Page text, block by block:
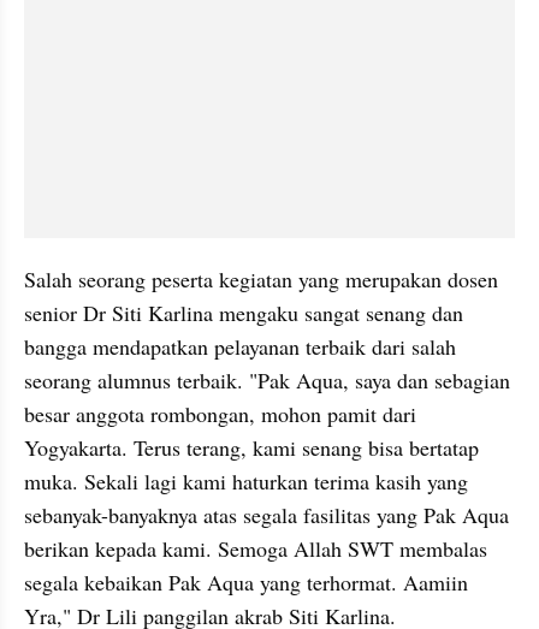
Salah seorang peserta kegiatan yang merupakan dosen
senior Dr Siti Karlina mengaku sangat senang dan
bangga mendapatkan pelayanan terbaik dari salah
seorang alumnus terbaik. "Pak Aqua, saya dan sebagian
besar anggota rombongan, mohon pamit dari
Yogyakarta. Terus terang, kami senang bisa bertatap
muka. Sekali lagi kami haturkan terima kasih yang
sebanyak-banyaknya atas segala fasilitas yang Pak Aqua
berikan kepada kami. Semoga Allah SWT membalas
segala kebaikan Pak Aqua yang terhormat. Aamiin
Yra," Dr Lili panggilan akrab Siti Karlina.